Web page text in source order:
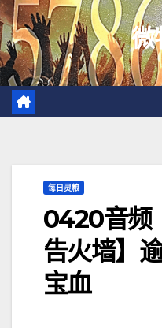
跳
至
内
容
微
每日灵粮
0420音频
告火墙】
宝血